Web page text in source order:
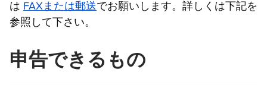
は FAXまたは郵送でお願いします。詳しくは下記を
参照して下さい。
申告できるもの